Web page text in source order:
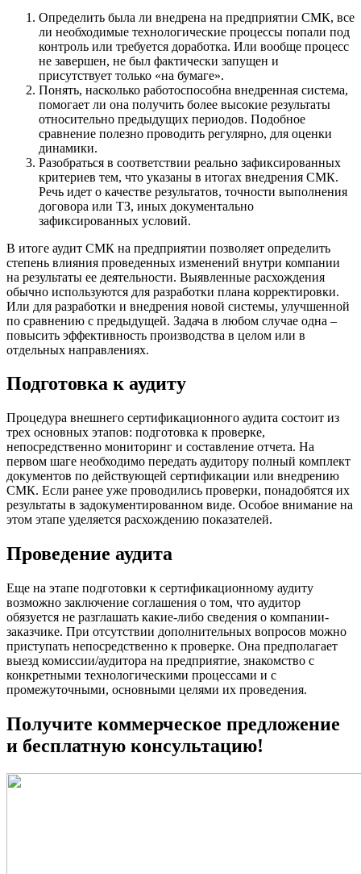
Определить была ли внедрена на предприятии СМК, все
ли необходимые технологические процессы попали под
контроль или требуется доработка. Или вообще процесс
не завершен, не был фактически запущен и
присутствует только «на бумаге».
Понять, насколько работоспособна внедренная система,
помогает ли она получить более высокие результаты
относительно предыдущих периодов. Подобное
сравнение полезно проводить регулярно, для оценки
динамики.
Разобраться в соответствии реально зафиксированных
критериев тем, что указаны в итогах внедрения СМК.
Речь идет о качестве результатов, точности выполнения
договора или ТЗ, иных документально
зафиксированных условий.
В итоге аудит СМК на предприятии позволяет определить
степень влияния проведенных изменений внутри компании
на результаты ее деятельности. Выявленные расхождения
обычно используются для разработки плана корректировки.
Или для разработки и внедрения новой системы, улучшенной
по сравнению с предыдущей. Задача в любом случае одна –
повысить эффективность производства в целом или в
отдельных направлениях.
Подготовка к аудиту
Процедура внешнего сертификационного аудита состоит из
трех основных этапов: подготовка к проверке,
непосредственно мониторинг и составление отчета. На
первом шаге необходимо передать аудитору полный комплект
документов по действующей сертификации или внедрению
СМК. Если ранее уже проводились проверки, понадобятся их
результаты в задокументированном виде. Особое внимание на
этом этапе уделяется расхождению показателей.
Проведение аудита
Еще на этапе подготовки к сертификационному аудиту
возможно заключение соглашения о том, что аудитор
обязуется не разглашать какие-либо сведения о компании-
заказчике. При отсутствии дополнительных вопросов можно
приступать непосредственно к проверке. Она предполагает
выезд комиссии/аудитора на предприятие, знакомство с
конкретными технологическими процессами и с
промежуточными, основными целями их проведения.
Получите коммерческое предложение
и бесплатную консультацию!